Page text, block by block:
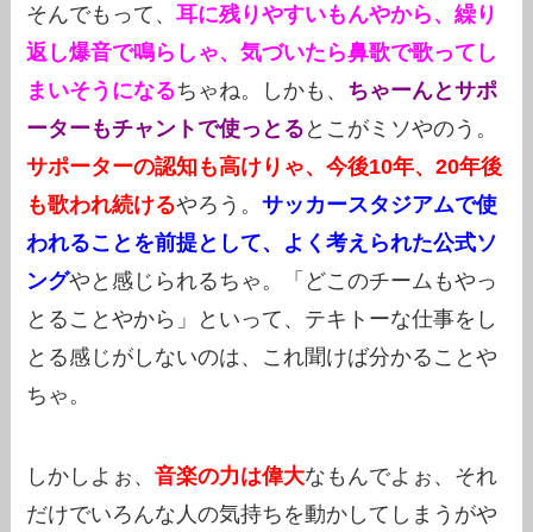
そんでもって、耳に残りやすいもんやから、繰り
返し爆音で鳴らしゃ、気づいたら鼻歌で歌ってし
まいそうになるちゃね。しかも、 ちゃーんとサポ
ーターもチャントで使っとる とこがミソやのう。
サポーターの認知も高けりゃ、今後10年、20年後
も歌われ続けるやろう。サッカースタジアムで使
われることを前提として、よく考えられた公式ソ
ングやと感じられるちゃ。「どこのチームもやっ
とることやから」といって、テキトーな仕事をし
とる感じがしないのは、これ聞けば分かることや
ちゃ。
しかしよぉ、音楽の力は偉大なもんでよぉ、それ
だけでいろんな人の気持ちを動かしてしまうがや